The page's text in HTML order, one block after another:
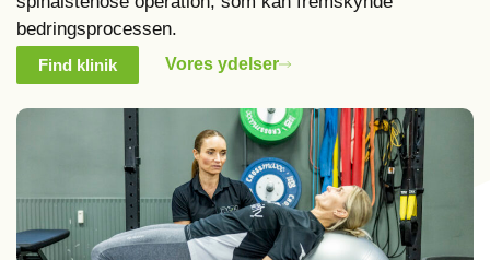
bedringsprocessen.
Find klinik Vores ydelser